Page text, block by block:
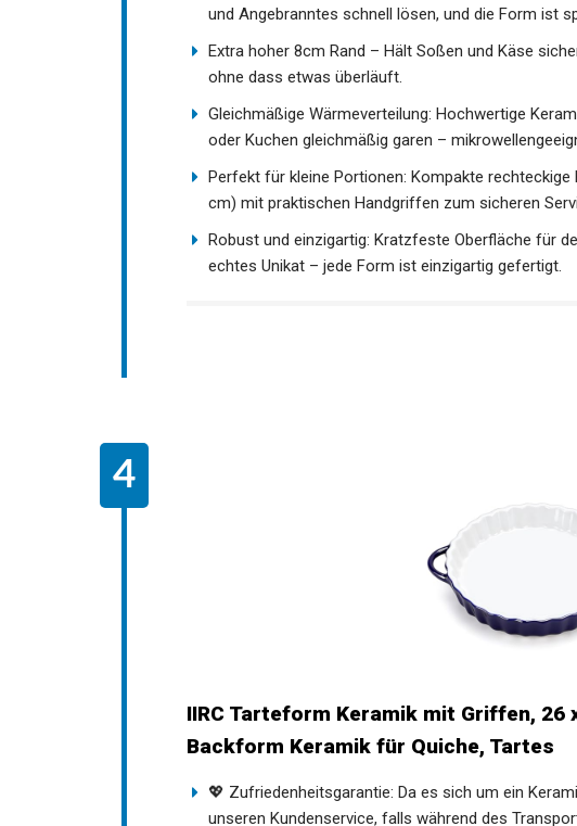
und Angebranntes schnell lösen, und die Form ist
Extra hoher 8cm Rand – Hält Soßen und Käse
ohne dass etwas überläuft.
Gleichmäßige Wärmeverteilung: Hochwertige
oder Kuchen gleichmäßig garen –
Perfekt für kleine Portionen: Kompakte
cm) mit praktischen Handgriffen zum sicheren
Robust und einzigartig: Kratzfeste Oberfläche für
echtes Unikat – jede Form ist einzigartig gefertigt.
IIRC Tarteform Keramik mit Griffen, 26
Backform Keramik für Quiche, Tartes
💖 Zufriedenheitsgarantie: Da es sich um ein
unseren Kundenservice, falls während des